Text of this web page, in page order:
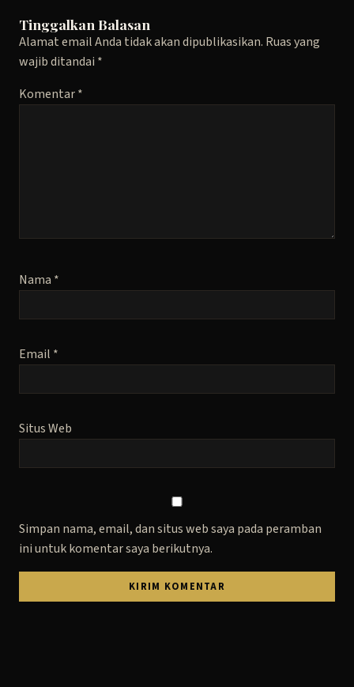
Tinggalkan Balasan
Alamat email Anda tidak akan dipublikasikan. Ruas yang
wajib ditandai *
Komentar*
Nama *
Email *
Situs Web
Simpan nama, email, dan situs web saya pada peramban
ini untuk komentar saya berikutnya.